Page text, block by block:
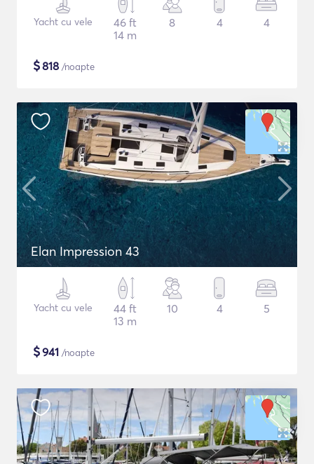
Yacht cu vele
46 ft
14 m
8 4 4
$818 /noapte
Elan Impression 43
Yacht cu vele
44 ft
13 m
10 4 5
$941 /noapte